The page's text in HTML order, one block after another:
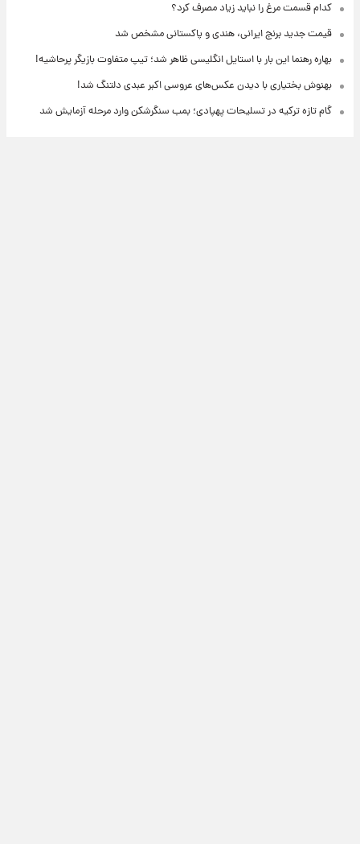
کدام قسمت مرغ را نباید زیاد مصرف کرد؟
قیمت جدید برنج ایرانی، هندی و پاکستانی مشخص شد
بهاره رهنما این بار با استایل انگلیسی ظاهر شد؛ تیپ متفاوت بازیگر پرحاشیه!
بهنوش بختیاری با دیدن عکس‌های عروسی اکبر عبدی دلتنگ شد!
گام تازه ترکیه در تسلیحات پهپادی؛ بمب سنگرشکن وارد مرحله آزمایش شد